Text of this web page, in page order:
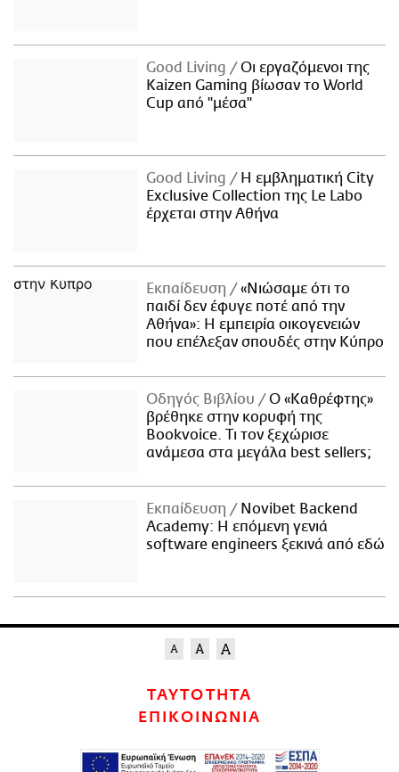
Good Living
Οι εργαζόμενοι της
Kaizen Gaming βίωσαν το World
Cup από "μέσα"
Good Living
Η εμβληματική City
Exclusive Collection της Le Labo
έρχεται στην Αθήνα
Εκπαίδευση
«Νιώσαμε ότι το
παιδί δεν έφυγε ποτέ από την
Αθήνα»: Η εμπειρία οικογενειών
που επέλεξαν σπουδές στην Κύπρο
Οδηγός Βιβλίου
Ο «Καθρέφτης»
βρέθηκε στην κορυφή της
Bookvoice. Τι τον ξεχώρισε
ανάμεσα στα μεγάλα best sellers;
Εκπαίδευση
Novibet Backend
Academy: Η επόμενη γενιά
software engineers ξεκινά από εδώ
ΤΑΥΤΟΤΗΤΑ
ΕΠΙΚΟΙΝΩΝΙΑ